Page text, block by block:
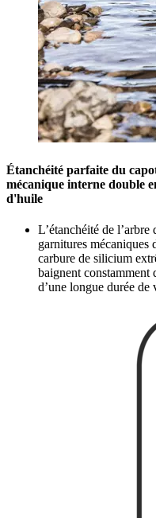
Étanchéité parfaite du
mécanique interne double
d'huile
L’étanchéité de l’arbre
garnitures mécaniques
carbure de silicium
baignent constamment
d’une longue durée de